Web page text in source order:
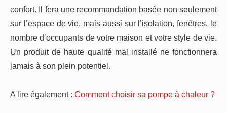
confort. Il fera une recommandation basée non seulement
sur l’espace de vie, mais aussi sur l’isolation, fenêtres, le
nombre d’occupants de votre maison et votre style de vie.
Un produit de haute qualité mal installé ne fonctionnera
jamais à son plein potentiel.
A lire également : Comment choisir sa pompe à chaleur ?